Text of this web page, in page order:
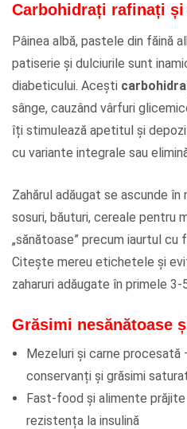
Carbohidrați rafinați și
Pâinea albă, pastele din făină
patiserie și dulciurile sunt
diabeticului. Acești
sânge, cauzând vârfuri
îți stimulează apetitul și
cu variante integrale sau
Zahărul adăugat se ascunde
sosuri, băuturi, cereale pentru
„sănătoase” precum iaurtul
Citește mereu etichetele și
zaharuri adăugate în primele 3-
Grăsimi nesănătoase
Mezeluri și carne procesată
conservanți și grăsimi
Fast-food și alimente
rezistența la insulină